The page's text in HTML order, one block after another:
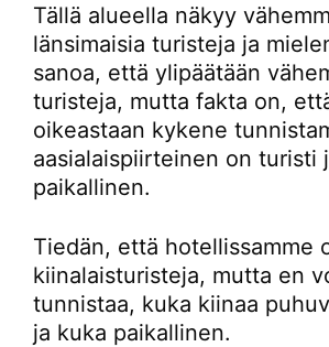
Tällä alueella näkyy
länsimaisia turisteja ja
sanoa, että ylipäätään
turisteja, mutta fakta on,
oikeastaan kykene
aasialaispiirteinen on turisti
paikallinen.
Tiedän, että hotellissamme
kiinalaisturisteja, mutta en
tunnistaa, kuka kiinaa
ja kuka paikallinen.